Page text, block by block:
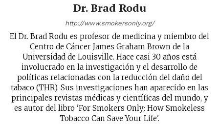
No te pierdas de las
últimas noticias
Suscríbete a nuestro boletín diario y
recibe todas las noticias del vapeo y la
Dr. Brad Rodu
http://www.smokersonly.org/
El Dr. Brad Rodu es profesor de medicina y miembro del
Centro de Cáncer James Graham Brown de la
Universidad de Louisville. Hace casi 30 años está
involucrado en la investigación y el desarrollo de
políticas relacionadas con la reducción del daño del
tabaco (THR). Sus investigaciones han aparecido en las
principales revistas médicas y científicas del mundo, y
es autor del libro 'For Smokers Only: How Smokeless
Tobacco Can Save Your Life'.